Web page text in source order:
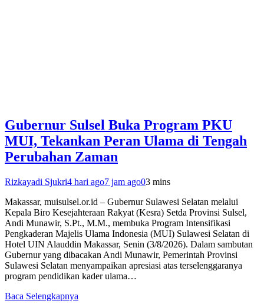
Gubernur Sulsel Buka Program PKU
MUI, Tekankan Peran Ulama di Tengah
Perubahan Zaman
Rizkayadi Sjukri4 hari ago7 jam ago03 mins
Makassar, muisulsel.or.id – Gubernur Sulawesi Selatan melalui
Kepala Biro Kesejahteraan Rakyat (Kesra) Setda Provinsi Sulsel,
Andi Munawir, S.Pt., M.M., membuka Program Intensifikasi
Pengkaderan Majelis Ulama Indonesia (MUI) Sulawesi Selatan di
Hotel UIN Alauddin Makassar, Senin (3/8/2026). Dalam sambutan
Gubernur yang dibacakan Andi Munawir, Pemerintah Provinsi
Sulawesi Selatan menyampaikan apresiasi atas terselenggaranya
program pendidikan kader ulama…
Baca Selengkapnya